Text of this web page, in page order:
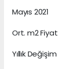
Mayıs 2021
Ort. m2 Fiyat
Yıllık Değişim